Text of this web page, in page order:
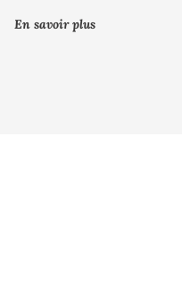
En savoir plus